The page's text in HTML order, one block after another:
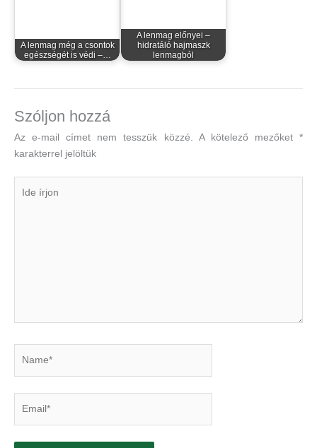
A lenmag még a csontok
egészségét is védi –…
A lenmag előnyei –
hidratáló hajmaszk
lenmagból
Szóljon hozzá
Az e-mail címet nem tesszük közzé. A kötelező mezőket*
karakterrel jelöltük